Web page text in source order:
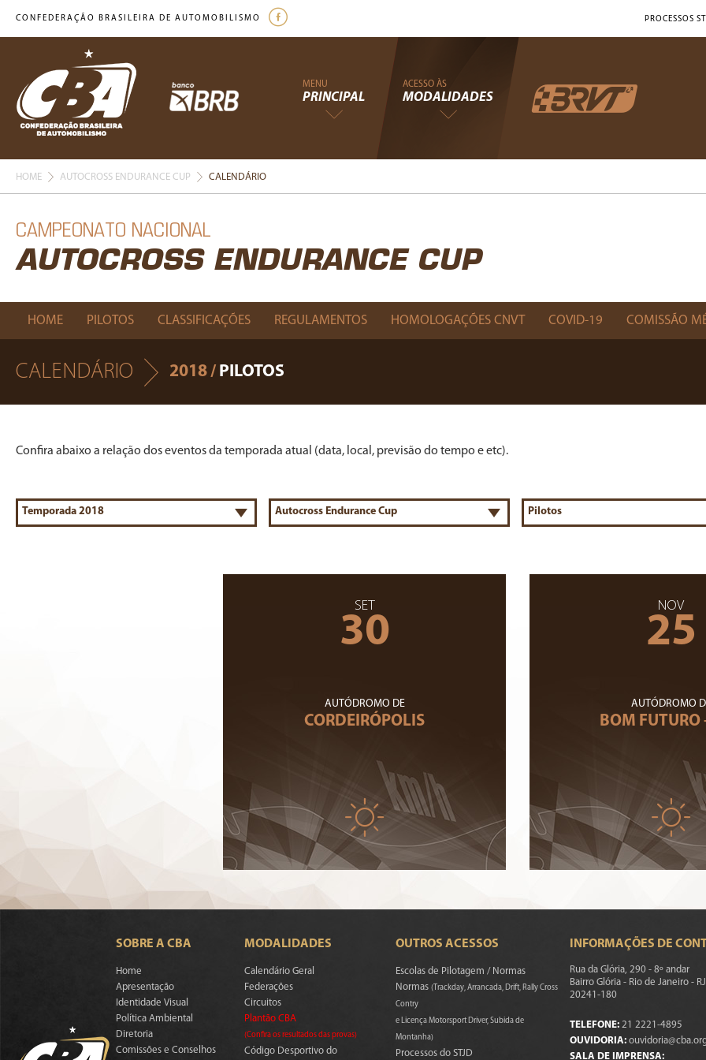
CONFEDERAÇÃO BRASILEIRA DE AUTOMOBILISMO PROCESSOS
MENU
PRINCIPAL
ACESSO ÀS
MODALIDADES
HOME AUTOCROSS ENDURANCE CUP CALENDÁRIO
CAMPEONATO NACIONAL
AUTOCROSS ENDURANCE CUP
HOME PILOTOS CLASSIFICAÇÕES REGULAMENTOS HOMOLOGAÇÕES CNVT COVID-19 COMISSÃO
CALENDÁRIO 2018 / PILOTOS
Confira abaixo a relação dos eventos da temporada atual (data, local, previsão do tempo e etc).
SET
30
AUTÓDROMO DE
CORDEIRÓPOLIS
NOV
25
AUTÓDROMO
BOM FUTURO
SOBRE A CBA
Home
Apresentação
Identidade Visual
Política Ambiental
Diretoria
Comissões e Conselhos
MODALIDADES
Calendário Geral
Federações
Circuitos
Plantão CBA
(Confira os resultados das provas)
Código Desportivo do
OUTROS ACESSOS
Escolas de Pilotagem / Normas
Normas(Trackday, Arrancada, Drift, Rally Cross
Contry
e Licença Motorsport Driver, Subida de
Montanha)
Processos do STJD
INFORMAÇÕES DE
Rua da Glória, 290 - 8º andar
Bairro Glória - Rio de Janeiro - RJ
20241-180
TELEFONE: 21 2221-4895
OUVIDORIA:
SALA DE IMPRENSA: